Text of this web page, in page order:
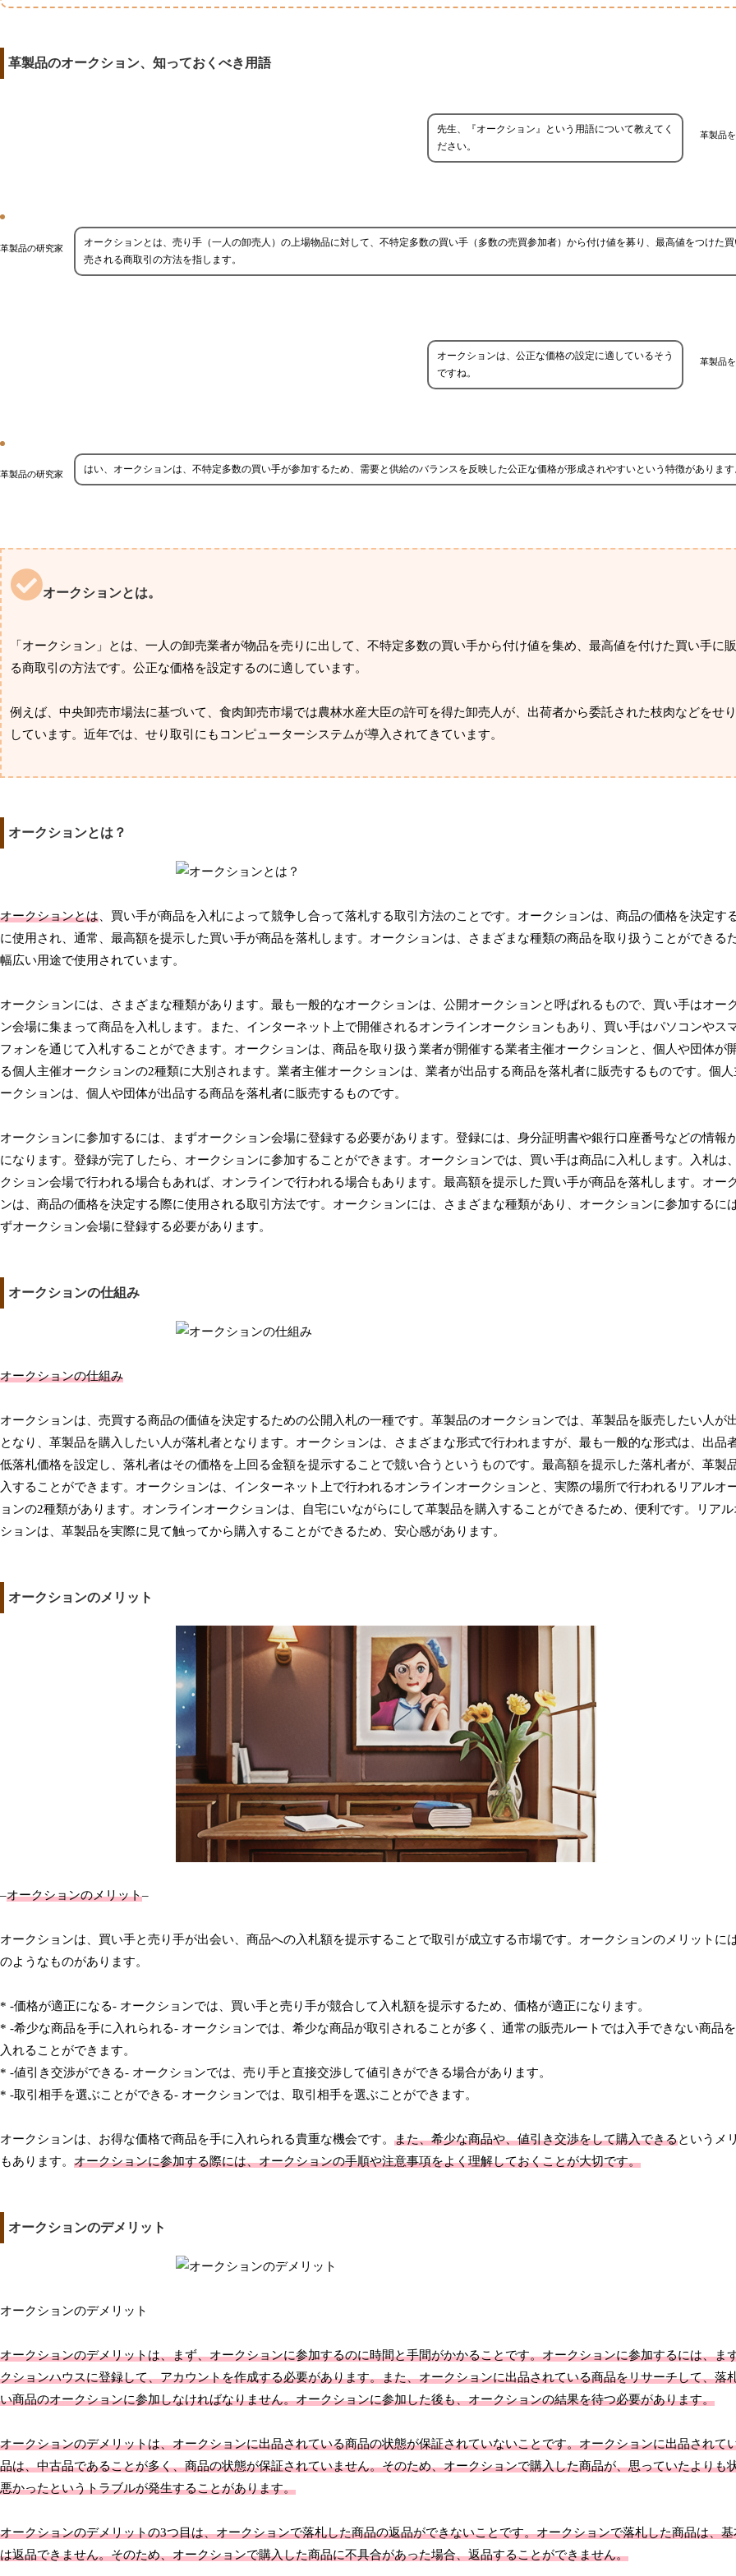
革製品のオークション、知っておくべき用語
革製品
先生、『オークション』という用語について教えてく
ださい。
革製品の研究家
オークションとは、売り手（一人の卸売人）の上場物品に対して、不特定多数の買い手（多数の売買参加者）から付け値を募り、最高値をつけた買
売される商取引の方法を指します。
革製品
オークションは、公正な価格の設定に適しているそう
ですね。
革製品の研究家 はい、オークションは、不特定多数の買い手が参加するため、需要と供給のバランスを反映した公正な価格が形成されやすいという特徴があります
オークションとは。
「オークション」とは、一人の卸売業者が物品を売りに出して、不特定多数の買い手から付け値を集め、最高値を付けた買い手に
る商取引の方法です。公正な価格を設定するのに適しています。
例えば、中央卸売市場法に基づいて、食肉卸売市場では農林水産大臣の許可を得た卸売人が、出荷者から委託された枝肉などをせ
しています。近年では、せり取引にもコンピューターシステムが導入されてきています。
オークションとは？
オークションとは、買い手が商品を入札によって競争し合って落札する取引方法のことです。オークションは、商品の価格を決定す
に使用され、通常、最高額を提示した買い手が商品を落札します。オークションは、さまざまな種類の商品を取り扱うことができるた
幅広い用途で使用されています。
オークションには、さまざまな種類があります。最も一般的なオークションは、公開オークションと呼ばれるもので、買い手はオー
ン会場に集まって商品を入札します。また、インターネット上で開催されるオンラインオークションもあり、買い手はパソコンやス
フォンを通じて入札することができます。オークションは、商品を取り扱う業者が開催する業者主催オークションと、個人や団体が
る個人主催オークションの2種類に大別されます。業者主催オークションは、業者が出品する商品を落札者に販売するものです。個人
ークションは、個人や団体が出品する商品を落札者に販売するものです。
オークションに参加するには、まずオークション会場に登録する必要があります。登録には、身分証明書や銀行口座番号などの情報
になります。登録が完了したら、オークションに参加することができます。オークションでは、買い手は商品に入札します。入札は
クション会場で行われる場合もあれば、オンラインで行われる場合もあります。最高額を提示した買い手が商品を落札します。オー
ンは、商品の価格を決定する際に使用される取引方法です。オークションには、さまざまな種類があり、オークションに参加するに
ずオークション会場に登録する必要があります。
オークションの仕組み
オークションの仕組み
オークションは、売買する商品の価値を決定するための公開入札の一種です。革製品のオークションでは、革製品を販売したい人が
となり、革製品を購入したい人が落札者となります。オークションは、さまざまな形式で行われますが、最も一般的な形式は、出品
低落札価格を設定し、落札者はその価格を上回る金額を提示することで競い合うというものです。最高額を提示した落札者が、革製
入することができます。オークションは、インターネット上で行われるオンラインオークションと、実際の場所で行われるリアルオ
ョンの2種類があります。オンラインオークションは、自宅にいながらにして革製品を購入することができるため、便利です。リアル
ションは、革製品を実際に見て触ってから購入することができるため、安心感があります。
オークションのメリット
–オークションのメリット–
オークションは、買い手と売り手が出会い、商品への入札額を提示することで取引が成立する市場です。オークションのメリットに
のようなものがあります。
* -価格が適正になる- オークションでは、買い手と売り手が競合して入札額を提示するため、価格が適正になります。
* -希少な商品を手に入れられる- オークションでは、希少な商品が取引されることが多く、通常の販売ルートでは入手できない商品
入れることができます。
* -値引き交渉ができる- オークションでは、売り手と直接交渉して値引きができる場合があります。
* -取引相手を選ぶことができる- オークションでは、取引相手を選ぶことができます。
オークションは、お得な価格で商品を手に入れられる貴重な機会です。 また、希少な商品や、値引き交渉をして購入できるというメ
もあります。 オークションに参加する際には、オークションの手順や注意事項をよく理解しておくことが大切です。
オークションのデメリット
オークションのデメリット
オークションのデメリットは、まず、オークションに参加するのに時間と手間がかかることです。オークションに参加するには、ま
クションハウスに登録して、アカウントを作成する必要があります。また、オークションに出品されている商品をリサーチして、落
い商品のオークションに参加しなければなりません。オークションに参加した後も、オークションの結果を待つ必要があります。
オークションのデメリットは、オークションに出品されている商品の状態が保証されていないことです。オークションに出品されて
品は、中古品であることが多く、商品の状態が保証されていません。そのため、オークションで購入した商品が、思っていたよりも
悪かったというトラブルが発生することがあります。
オークションのデメリットの3つ目は、オークションで落札した商品の返品ができないことです。オークションで落札した商品は、
は返品できません。そのため、オークションで購入した商品に不具合があった場合、返品することができません。